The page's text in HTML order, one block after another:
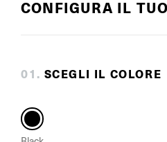
CONFIGURA IL
01 . SCEGLI IL COLORE